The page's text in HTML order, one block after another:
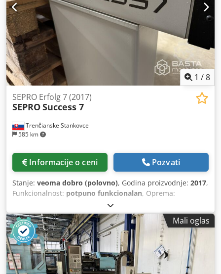
1 /8
Trenčianske Stankovce
585 km
SEPRO Erfolg 7 (2017)
SEPROSuccess 7
Informacije o ceni Pozvati
Stanje: veoma dobro (polovno), Godina proizvodnje: 2017,
Funkcionalnost: potpuno funkcionalan, Oprema:
, Sepro Success 7 Broj osa: 3
Crjdpox Ec E Rofx Amvof Dohvat: 1000 mm Nosivost: 3 kg X
= 1000 mm Y = 400 mm Z = 800 mm C = R1 pneumatski
Euromap 67: da Pneumatski krug: 1 Robot je odmah
dostupan
Mali oglas